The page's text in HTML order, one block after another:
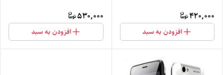
420,000
افزودن به سبد
530,000
افزودن به سبد